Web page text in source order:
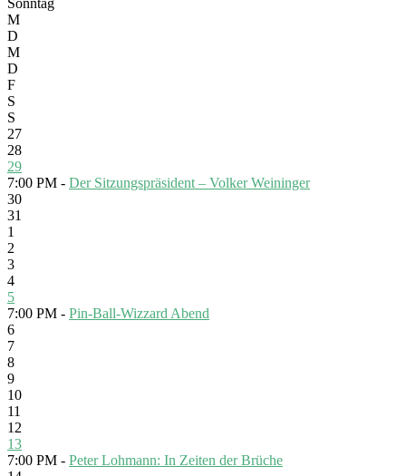
M
D
M
D
F
S
S
27
28
29
7:00 PM - Der Sitzungspräsident – Volker Weininger
30
31
1
2
3
4
5
7:00 PM - Pin-Ball-Wizzard Abend
6
7
8
9
10
11
12
13
7:00 PM - Peter Lohmann: In Zeiten der Brüche